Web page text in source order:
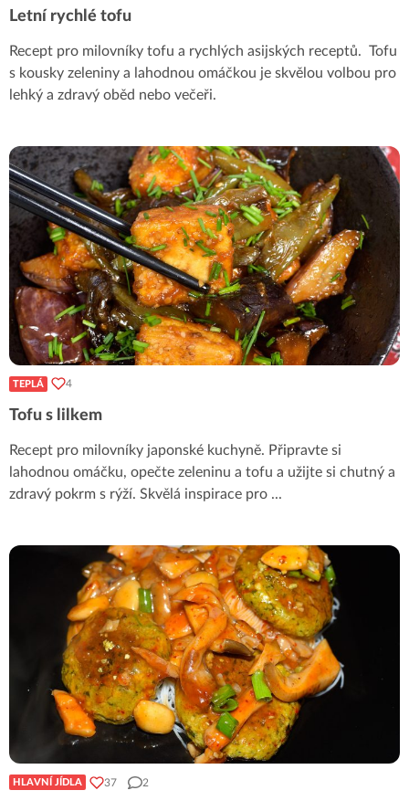
Letní rychlé tofu
Recept pro milovníky tofu a rychlých asijských receptů. Tofu
s kousky zeleniny a lahodnou omáčkou je skvělou volbou pro
lehký a zdravý oběd nebo večeři.
TEPLÁ 4
Tofu s lilkem
Recept pro milovníky japonské kuchyně. Připravte si
lahodnou omáčku, opečte zeleninu a tofu a užijte si chutný a
zdravý pokrm s rýží. Skvělá inspirace pro ...
HLAVNÍ JÍDLA 37 2